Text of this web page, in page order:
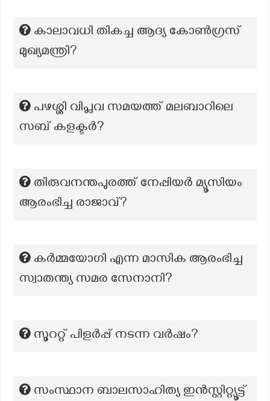
കാലാവധി തികച്ച ആദ്യ കോൺഗ്രസ്
മുഖ്യമന്ത്രി?
പഴശ്ശി വിപ്ലവ സമയത്ത് മലബാറിലെ
സബ് കളക്ടർ?
തിരുവനന്തപുരത്ത് നേപ്പിയർ മ്യൂസിയം
ആരംഭിച്ച രാജാവ്?
കർമ്മയോഗി എന്ന മാസിക ആരംഭിച്ച
സ്വാതന്ത്യ സമര സേനാനി?
സൂററ്റ് പിളർപ്പ് നടന്ന വർഷം?
സംസ്ഥാന ബാലസാഹിത്യ ഇൻസ്റ്റിറ്റ്യൂട്ട്